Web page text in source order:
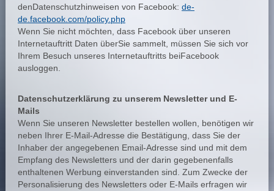
denDatenschutzhinweisen von Facebook: de-
de.facebook.com/policy.php
Wenn Sie nicht möchten, dass Facebook über unseren
Internetauftritt Daten überSie sammelt, müssen Sie sich vor
Ihrem Besuch unseres Internetauftritts beiFacebook
ausloggen.
Datenschutzerklärung zu unserem Newsletter und E-
Mails
Wenn Sie unseren Newsletter bestellen wollen, benötigen wir
neben Ihrer E-Mail-Adresse die Bestätigung, dass Sie der
Inhaber der angegebenen Email-Adresse sind und mit dem
Empfang des Newsletters und der darin gegebenenfalls
enthaltenen Werbung einverstanden sind. Zum Zwecke der
Personalisierung des Newsletters oder E-Mails erfragen wir